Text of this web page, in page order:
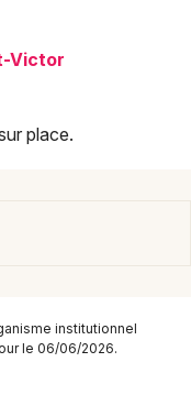
Victor
place.
institutionnel
le 06/06/2026.
Autre